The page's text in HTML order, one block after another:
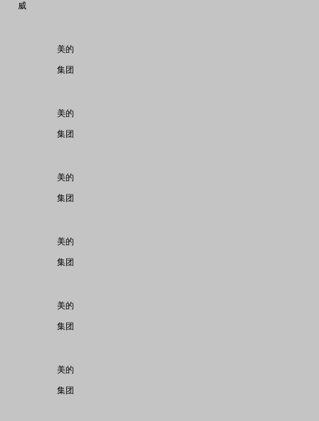
威
美的
集团
美的
集团
美的
集团
美的
集团
美的
集团
美的
集团